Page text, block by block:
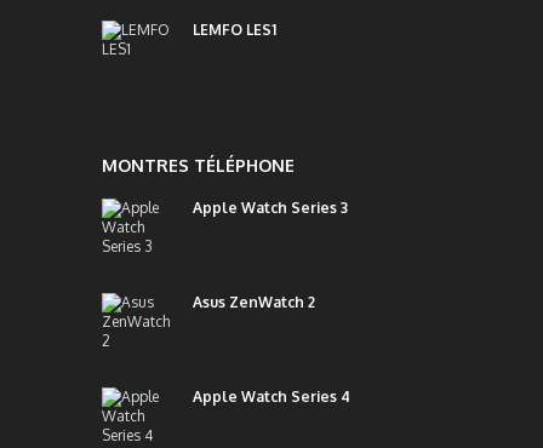
LEMFO LES1
MONTRES TÉLÉPHONE
Apple Watch Series 3
Asus ZenWatch 2
Apple Watch Series 4